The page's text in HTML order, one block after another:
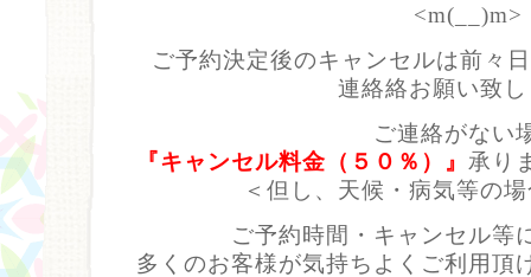
<m(__)m>
ご予約決定後のキャンセルは前々
連絡絡お願い致
ご連絡がない
『キャンセル料金（５０％）』 承り
＜但し、天候・病気等の
ご予約時間・キャンセル等
多くのお客様が気持ちよくご利用頂